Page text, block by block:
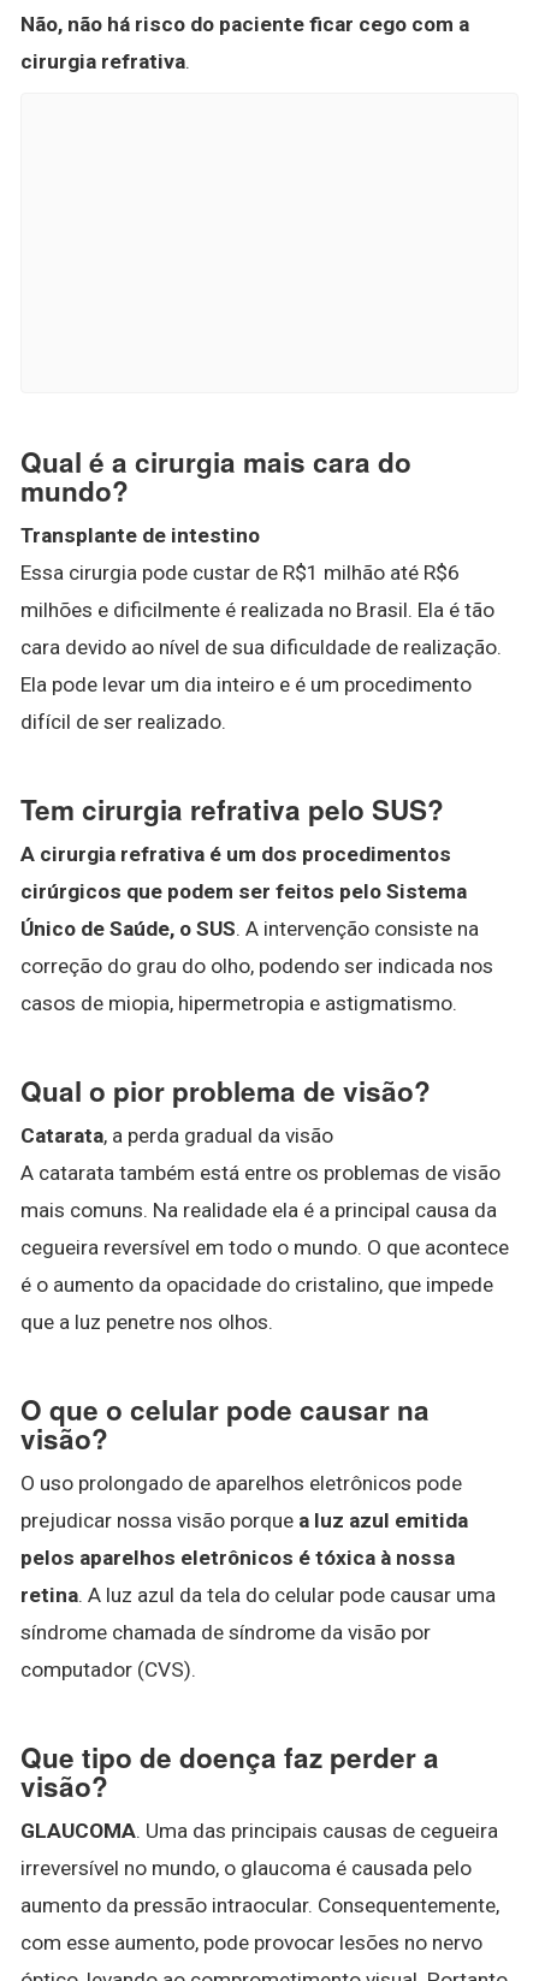
Não, não há risco do paciente ficar cego com a
cirurgia refrativa.
Qual é a cirurgia mais cara do
mundo?
Transplante de intestino
Essa cirurgia pode custar de R$1 milhão até R$6
milhões e dificilmente é realizada no Brasil. Ela é tão
cara devido ao nível de sua dificuldade de realização.
Ela pode levar um dia inteiro e é um procedimento
difícil de ser realizado.
Tem cirurgia refrativa pelo SUS?
A cirurgia refrativa é um dos procedimentos
cirúrgicos que podem ser feitos pelo Sistema
Único de Saúde, o SUS. A intervenção consiste na
correção do grau do olho, podendo ser indicada nos
casos de miopia, hipermetropia e astigmatismo.
Qual o pior problema de visão?
Catarata, a perda gradual da visão
A catarata também está entre os problemas de visão
mais comuns. Na realidade ela é a principal causa da
cegueira reversível em todo o mundo. O que acontece
é o aumento da opacidade do cristalino, que impede
que a luz penetre nos olhos.
O que o celular pode causar na
visão?
O uso prolongado de aparelhos eletrônicos pode
prejudicar nossa visão porque a luz azul emitida
pelos aparelhos eletrônicos é tóxica à nossa
retina. A luz azul da tela do celular pode causar uma
síndrome chamada de síndrome da visão por
computador (CVS).
Que tipo de doença faz perder a
visão?
GLAUCOMA. Uma das principais causas de cegueira
irreversível no mundo, o glaucoma é causada pelo
aumento da pressão intraocular. Consequentemente,
com esse aumento, pode provocar lesões no nervo